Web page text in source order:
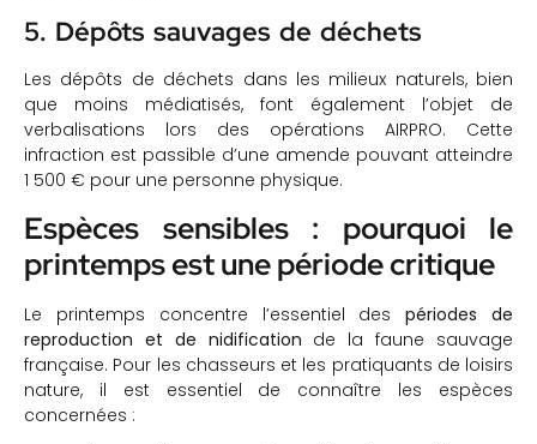
5. Dépôts sauvages de déchets
Les dépôts de déchets dans les milieux naturels, bien
que moins médiatisés, font également l’objet de
verbalisations lors des opérations AIRPRO. Cette
infraction est passible d’une amende pouvant atteindre
1 500 € pour une personne physique.
Espèces sensibles : pourquoi le
printemps est une période critique
Le printemps concentre l’essentiel despériodes de
reproduction et de nidification de la faune sauvage
française. Pour les chasseurs et les pratiquants de loisirs
nature, il est essentiel de connaître les espèces
concernées :